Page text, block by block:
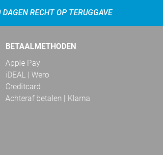
DAGEN RECHT OP TERUGGAVE
BETAALMETHODEN
Apple Pay
iDEAL | Wero
Creditcard
Achteraf betalen | Klarna